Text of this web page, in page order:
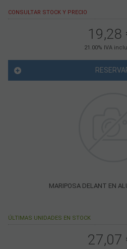
CONSULTAR STOCK Y PRECIO
19,28
21.00% IVA
MARIPOSA DELANT EN
ÚLTIMAS UNIDADES EN STOCK
27,07